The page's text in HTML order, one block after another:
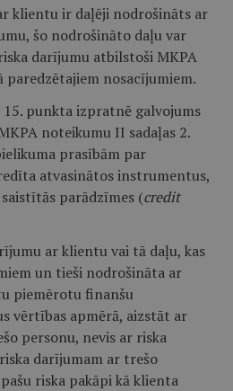
klientu ir daļēji nodrošināts ar
šo nodrošināto daļu var
darījumu atbilstoši MKPA
nosacījumiem.
15. punkta izpratnē galvojums
noteikumu II sadaļas 2.
prasībām par
atvasinātos instrumentus,
parādzīmes (credit
ar klientu vai tā daļu, kas
un tieši nodrošināta ar
piemērotu finanšu
vērtības apmērā, aizstāt ar
personu, nevis ar riska
darījumam ar trešo
riska pakāpi kā klienta